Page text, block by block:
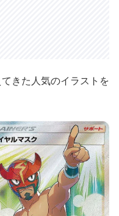
きた人気のイラストを